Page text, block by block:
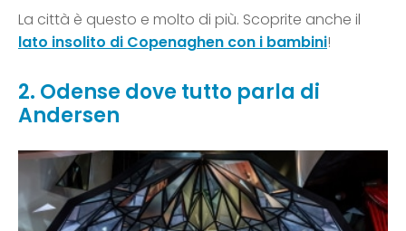
La città è questo e molto di più. Scoprite anche il
lato insolito di Copenaghen con i bambini!
2. Odense dove tutto parla di
Andersen